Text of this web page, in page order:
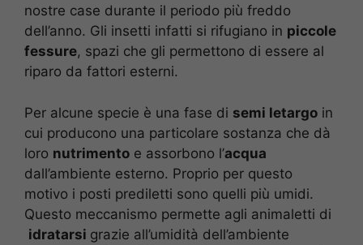
nostre case durante il periodo più freddo
dell’anno. Gli insetti infatti si rifugiano in piccole
fessure, spazi che gli permettono di essere al
riparo da fattori esterni.
Per alcune specie è una fase di semi letargo in
cui producono una particolare sostanza che dà
loro nutrimento e assorbono l’acqua
dall’ambiente esterno. Proprio per questo
motivo i posti prediletti sono quelli più umidi.
Questo meccanismo permette agli animaletti di
idratarsi grazie all’umidità dell’ambiente